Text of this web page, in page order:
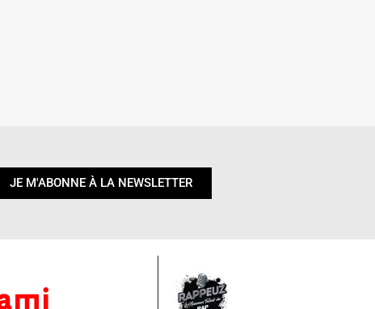
JE M'ABONNE À LA NEWSLETTER